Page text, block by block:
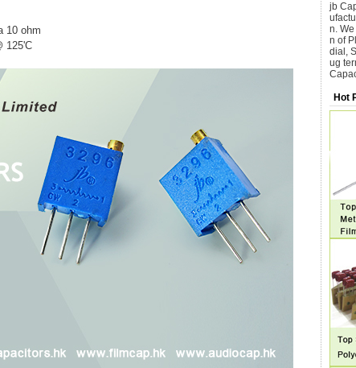
10 ohm
125'C
jb
n.
n of
dial,
ug
Hot